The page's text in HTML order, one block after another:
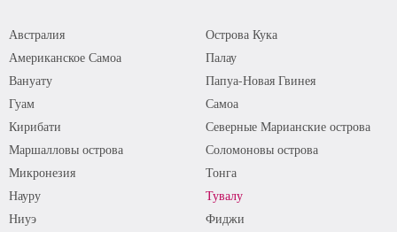
Австралия
Американское Самоа
Вануату
Гуам
Кирибати
Маршалловы острова
Микронезия
Науру
Ниуэ
Острова Кука
Палау
Папуа-Новая Гвинея
Самоа
Северные Марианские острова
Соломоновы острова
Тонга
Тувалу
Фиджи